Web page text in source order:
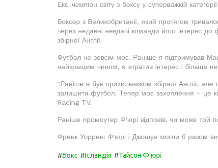
Екс-чемпіон світу з боксу у суперважкій
Боксер з Великобританії, який протягом
через недавні невдачі команди його інтерес
збірної Англії.
Футбол не зовсім моє. Раніше я підтримував
найкращим чином, я втратив інтерес і більше
"Раніше я був прихильником збірної Англії, але
залишити футбол. Тепер моє захоплення – це
Racing TV.
Раніше промоутер Ф'юрі відповів, чи може той
Френк Уоррен: Ф'юрі і Джошуа могли б разом
#Бокс #Ісландія #Тайсон Ф'юрі